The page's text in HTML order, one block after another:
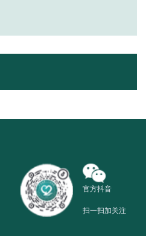
官方抖音
扫一扫加关注